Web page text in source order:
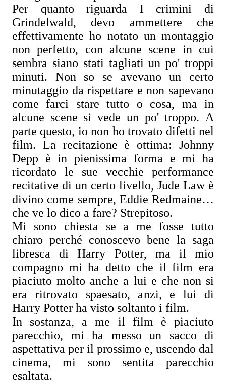
Per quanto riguarda I crimini di
Grindelwald, devo ammettere che
effettivamente ho notato un montaggio
non perfetto, con alcune scene in cui
sembra siano stati tagliati un po' troppi
minuti. Non so se avevano un certo
minutaggio da rispettare e non sapevano
come farci stare tutto o cosa, ma in
alcune scene si vede un po' troppo. A
parte questo, io non ho trovato difetti nel
film. La recitazione è ottima: Johnny
Depp è in pienissima forma e mi ha
ricordato le sue vecchie performance
recitative di un certo livello, Jude Law è
divino come sempre, Eddie Redmaine…
che ve lo dico a fare? Strepitoso.
Mi sono chiesta se a me fosse tutto
chiaro perché conoscevo bene la saga
libresca di Harry Potter, ma il mio
compagno mi ha detto che il film era
piaciuto molto anche a lui e che non si
era ritrovato spaesato, anzi, e lui di
Harry Potter ha visto soltanto i film.
In sostanza, a me il film è piaciuto
parecchio, mi ha messo un sacco di
aspettativa per il prossimo e, uscendo dal
cinema, mi sono sentita parecchio
esaltata.